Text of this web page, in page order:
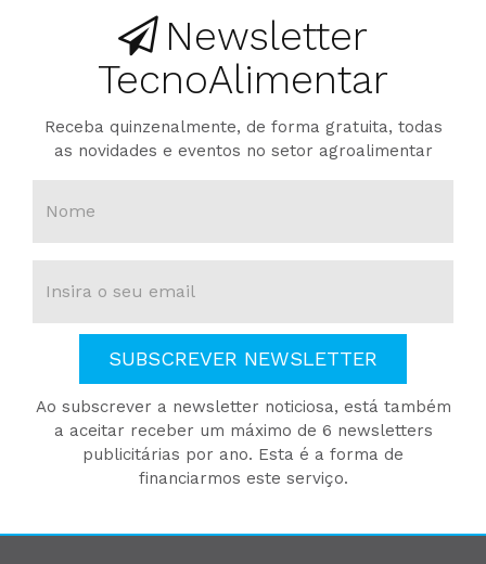
Newsletter
TecnoAlimentar
Receba quinzenalmente, de forma gratuita, todas
as novidades e eventos no setor agroalimentar
SUBSCREVER NEWSLETTER
Ao subscrever a newsletter noticiosa, está também
a aceitar receber um máximo de 6 newsletters
publicitárias por ano. Esta é a forma de
financiarmos este serviço.